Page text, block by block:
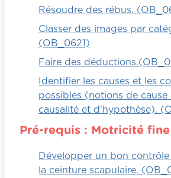
Résoudre des rébus.
Classer des images par
(OB_0621)
Faire des
Identifier les causes et les
possibles (notions de cause
causalité et d'hypothèse).
Pré-requis : Motricité fine
Développer un bon
la ceinture scapulaire.